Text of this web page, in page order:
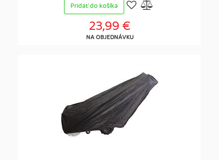
Pridať do košíka
23,99 €
NA OBJEDNÁVKU